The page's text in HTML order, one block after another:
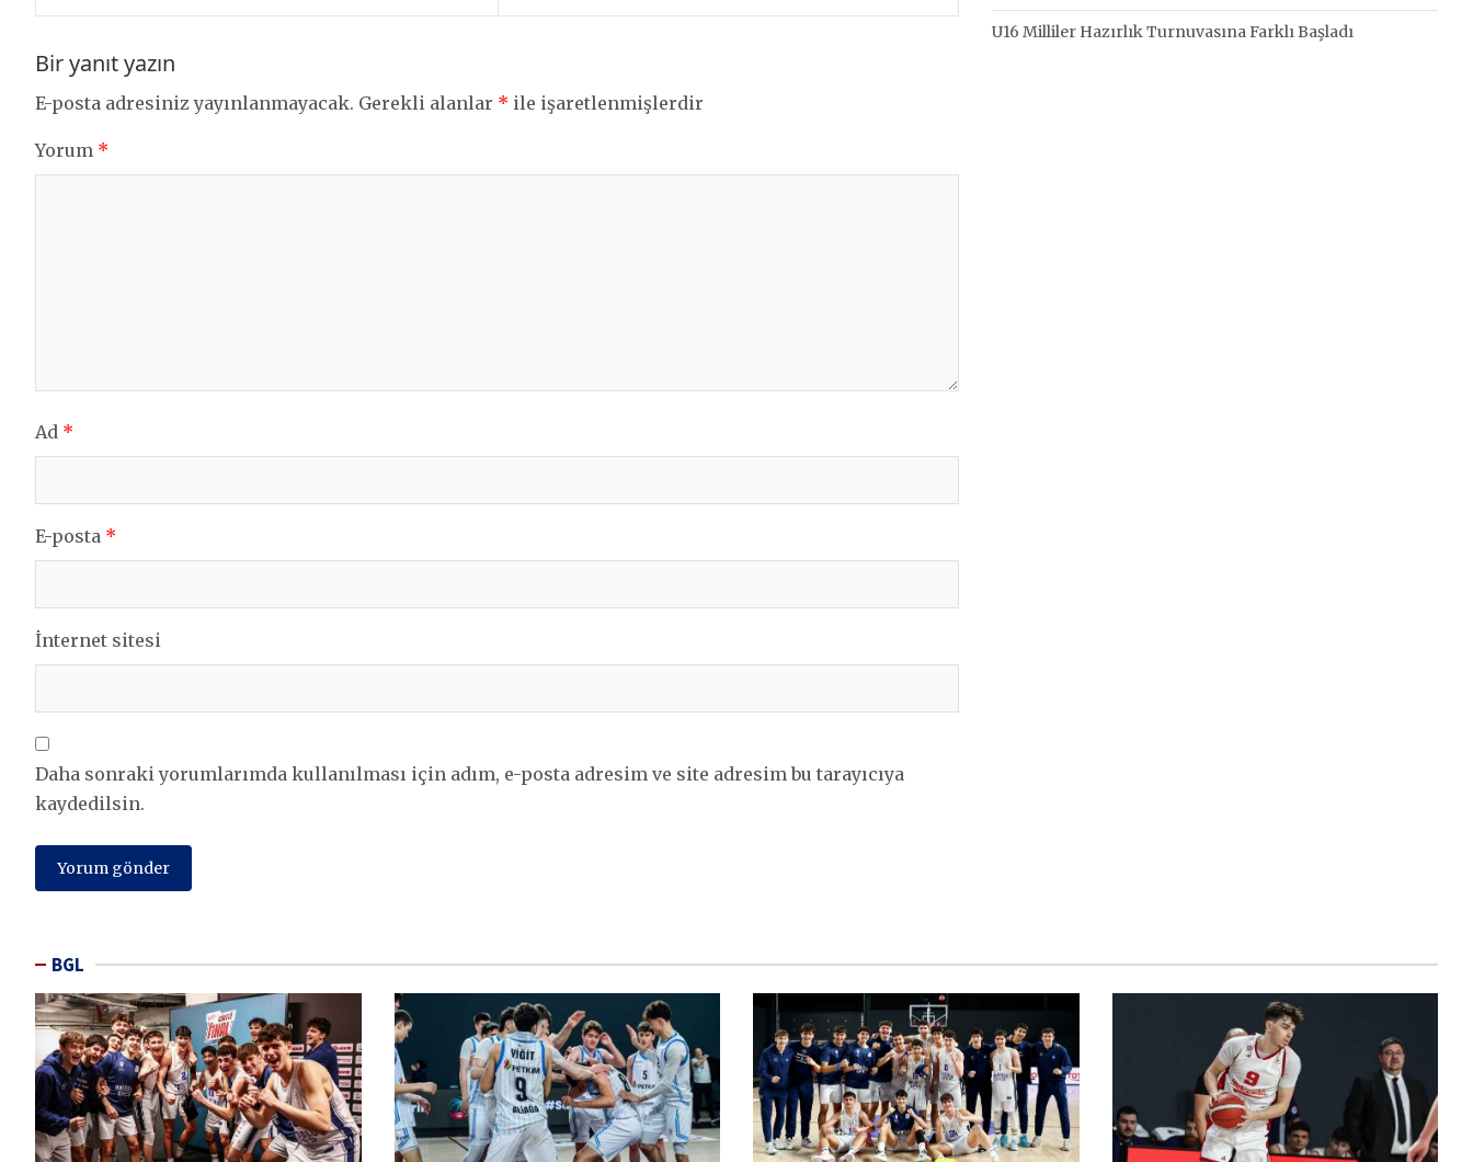
Bir yanıt yazın
E-posta adresiniz yayınlanmayacak. Gerekli alanlar * ile işaretlenmişlerdir
Yorum *
Ad *
E-posta *
İnternet sitesi
Daha sonraki yorumlarımda kullanılması için adım, e-posta adresim ve site adresim bu tarayıcıya
kaydedilsin.
U16 Milliler Hazırlık Turnuvasına Farklı Başladı
BGL